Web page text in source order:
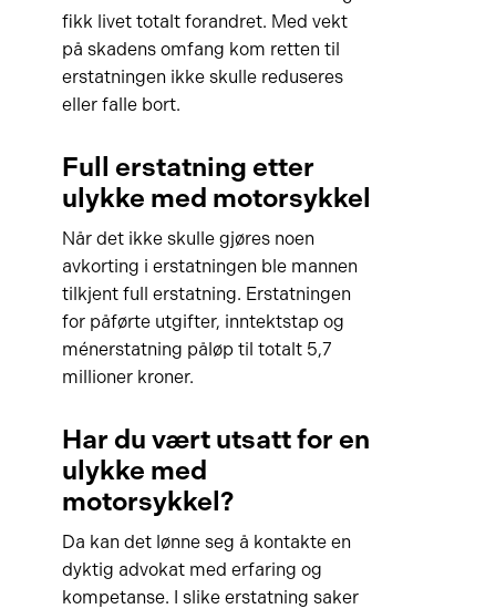
fikk livet totalt forandret. Med vekt
på skadens omfang kom retten til
erstatningen ikke skulle reduseres
eller falle bort.
Full erstatning etter
ulykke med motorsykkel
Når det ikke skulle gjøres noen
avkorting i erstatningen ble mannen
tilkjent full erstatning. Erstatningen
for påførte utgifter, inntektstap og
ménerstatning påløp til totalt 5,7
millioner kroner.
Har du vært utsatt for en
ulykke med
motorsykkel?
Da kan det lønne seg å kontakte en
dyktig advokat med erfaring og
kompetanse. I slike erstatning saker